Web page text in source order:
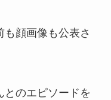
も顔画像も公表さ
とのエピソードを